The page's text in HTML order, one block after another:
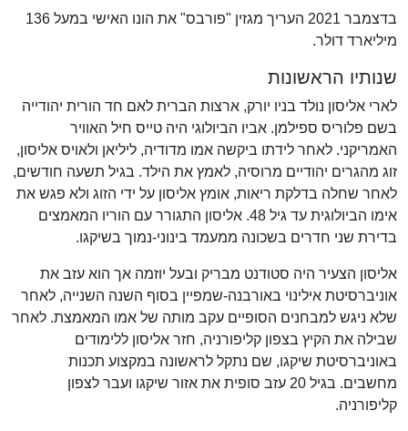
בדצמבר 2021 העריך מגזין "פורבס" את הונו האישי במעל 136
מיליארד דולר.
שנותיו הראשונות
לארי אליסון נולד בניו יורק, ארצות הברית לאם חד הורית יהודייה
בשם פלוריס ספילמן. אביו הביולוגי היה טייס חיל האוויר
האמריקני. לאחר לידתו ביקשה אמו מדודיה, ליליאן ולאויס אליסון,
זוג מהגרים יהודיים מרוסיה, לאמץ את הילד. בגיל תשעה חודשים,
לאחר שחלה בדלקת ריאות, אומץ אליסון על ידי הזוג ולא פגש את
אימו הביולוגית עד גיל 48. אליסון התגורר עם הוריו המאמצים
בדירת שני חדרים בשכונה ממעמד בינוני-נמוך בשיקגו.
אליסון הצעיר היה סטודנט מבריק ובעל יוזמה אך הוא עזב את
אוניברסיטת אילינוי באורבנה-שמפיין בסוף השנה השנייה, לאחר
שלא ניגש למבחנים הסופיים עקב מותה של אמו המאמצת. לאחר
שבילה את הקיץ בצפון קליפורניה, חזר אליסון ללימודים
באוניברסיטת שיקגו, שם נתקל לראשונה במקצוע תכנות
מחשבים. בגיל 20 עזב סופית את אזור שיקגו ועבר לצפון
קליפורניה.